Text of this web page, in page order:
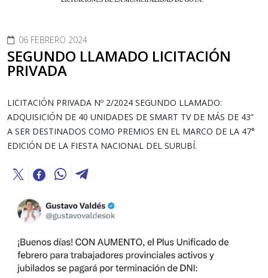
06 FEBRERO 2024
SEGUNDO LLAMADO LICITACIÓN
PRIVADA
LICITACIÓN PRIVADA Nº 2/2024 SEGUNDO LLAMADO:
ADQUISICIÓN DE 40 UNIDADES DE SMART TV DE MÁS DE 43”
A SER DESTINADOS COMO PREMIOS EN EL MARCO DE LA 47°
EDICIÓN DE LA FIESTA NACIONAL DEL SURUBÍ.